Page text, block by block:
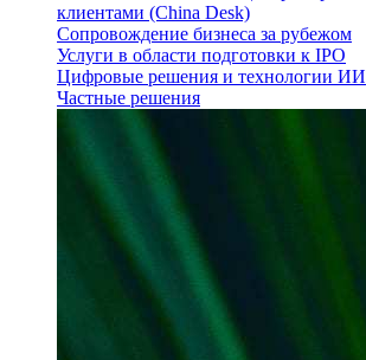
клиентами (China Desk)
Сопровождение бизнеса за рубежом
Услуги в области подготовки к IPO
Цифровые решения и технологии ИИ
Частные решения